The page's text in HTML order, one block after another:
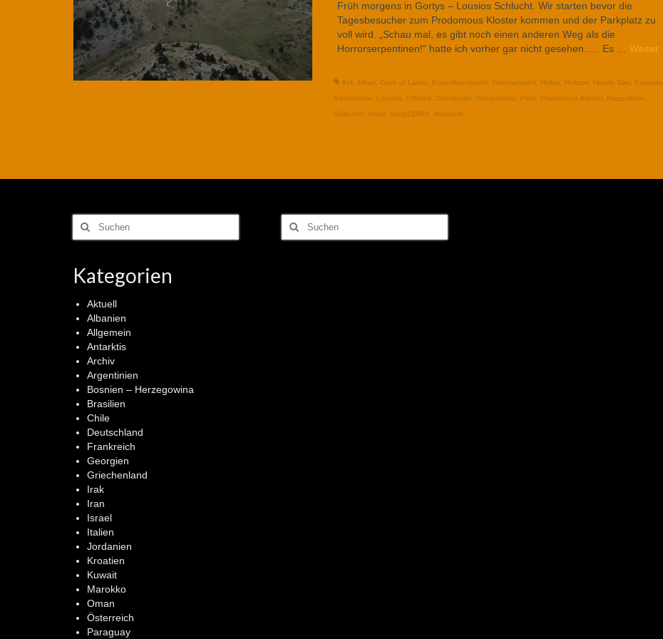
Früh morgens in Gortys – Lousios Schlucht. Wir starten bevor die
Tagesbesucher zum Prodomous Kloster kommen und der Parkplatz zu
voll wird. „Schau mal, es gibt noch einen anderen Weg als die
Horrorserpentinen!“ hatte ich vorher gar nicht gesehen….. Es … Weiter
4x4 Allrad Cave of Lakes, Expeditionsmobil Griechenland Hellas, Helmos, Honda Dax Kalavrita
Karavastosi
Lousios, Offroad Overlander, Peloponnes, Piste Prodomous Kloster, Rappelkiste
Skilaufen
Steyr, Steyr12M18 Wandern
Suchen
nach:
Kategorien
Aktuell
Albanien
Allgemein
Antarktis
Archiv
Argentinien
Bosnien – Herzegowina
Brasilien
Chile
Deutschland
Frankreich
Georgien
Griechenland
Irak
Iran
Israel
Italien
Jordanien
Kroatien
Kuwait
Marokko
Oman
Österreich
Paraguay
Suchen
nach: